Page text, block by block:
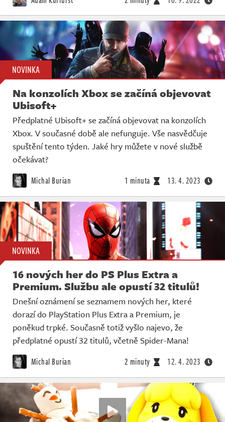
NOVINKA
Na konzolích Xbox se začíná objevovat
Ubisoft+
Předplatné Ubisoft+ se začíná objevovat na konzolích
Xbox. V současné době ale nefunguje. Vše nasvědčuje
spuštění tento týden. Jaké hry můžete v nové službě
očekávat?
Michal Burian 1 minuta 13. 4. 2023
NOVINKA
16 nových her do PS Plus Extra a
Premium. Službu ale opustí 32 titulů!
Dnešní oznámení se seznamem nových her, které
dorazí do PlayStation Plus Extra a Premium, je
poněkud trpké. Současně totiž vyšlo najevo, že
předplatné opustí 32 titulů, včetně Spider-Mana!
Michal Burian 2 minuty 12. 4. 2023